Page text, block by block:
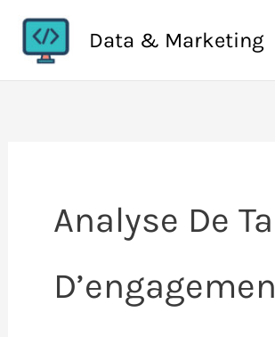
contenu
Data & Marketing
Analyse De